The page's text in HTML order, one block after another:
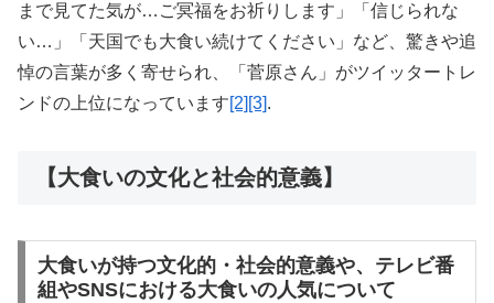
まで見てた気が…ご冥福をお祈りします」「信じられな
い…」「天国でも大食い続けてください」など、驚きや追
悼の言葉が多く寄せられ、「菅原さん」がツイッタートレ
ンドの上位になっています[2] [3].
【大食いの文化と社会的意義】
大食いが持つ文化的・社会的意義や、テレビ番
組やSNSにおける大食いの人気について